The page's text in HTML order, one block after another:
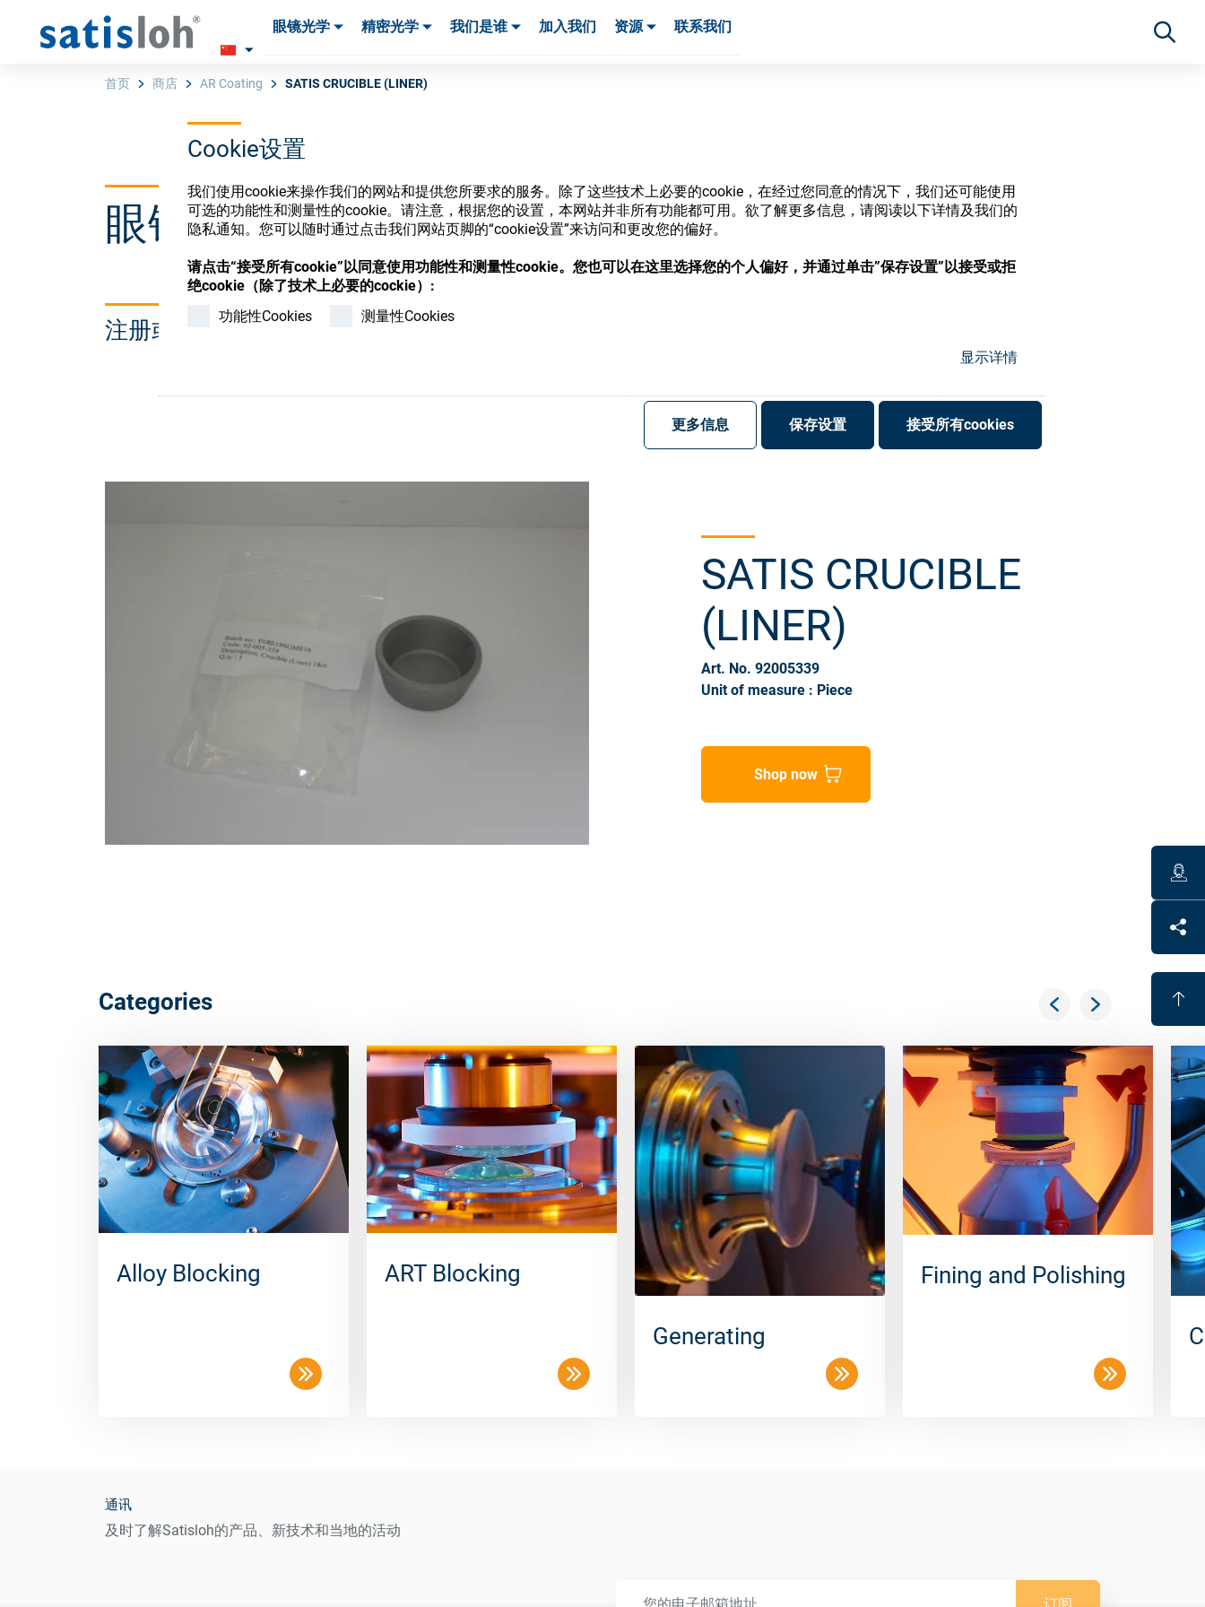
Cookie设置
我们使用cookie来操作我们的网站和提供您所要求的服务。除了这些技术上必要的cookie，在经过您同意的情况下，我们还可能使用
可选的功能性和测量性的cookie。请注意，根据您的设置，本网站并非所有功能都可用。欲了解更多信息，请阅读以下详情及我们的
隐私通知。您可以随时通过点击我们网站页脚的“cookie设置”来访问和更改您的偏好。
请点击“接受所有cookie”以同意使用功能性和测量性cookie。您也可以在这里选择您的个人偏好，并通过单击”保存设置”以接受或拒
绝cookie（除了技术上必要的cockie）:
功能性Cookies
测量性Cookies
显示详情
更多信息 保存设置 接受所有cookies
眼镜光学 精密光学 我们是谁 加入我们 资源 联系我们
首页 商店 AR Coating SATIS CRUCIBLE (LINER)
眼镜光学耗材商店
注册或登录以访问您的帐户，并了解我们的各种眼镜光学耗材
登录
SATIS CRUCIBLE
(LINER)
Art. No. 92005339
Unit of measure : Piece
Shop now
Categories
Alloy Blocking ART Blocking
Generating
Fining and Polishing
通讯
及时了解Satisloh的产品、新技术和当地的活动